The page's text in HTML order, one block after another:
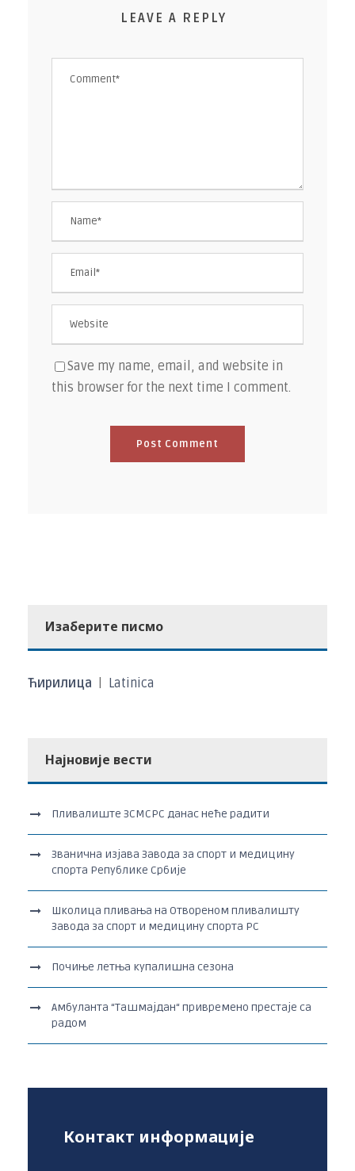
LEAVE A REPLY
Save my name, email, and website in
this browser for the next time I comment.
Изаберите писмо
Ћирилица Latinica
Најновије вести
Пливалиште ЗСМСРС данас неће радити
Званична изјава Завода за спорт и медицину
спорта Републике Србије
Школица пливања на Отвореном пливалишту
Завода за спорт и медицину спорта РС
Почиње летња купалишна сезона
Амбуланта “Ташмајдан“ привремено престаје са
радом
Контакт информације